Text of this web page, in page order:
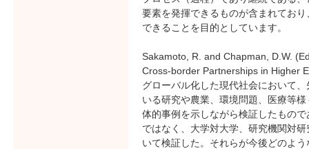
要素を発揮できるものが含まれてお
できることを目的としています。
Sakamoto, R. and Chapman, D.W.
Cross-border Partnerships in Higher
グローバル化した現代社会において
いる研究や農業、環境問題、医療等
体的事例を示しながら検証したもの
ではなく、大学対大学、研究機関対
いて検証した。それらが今後どのよ